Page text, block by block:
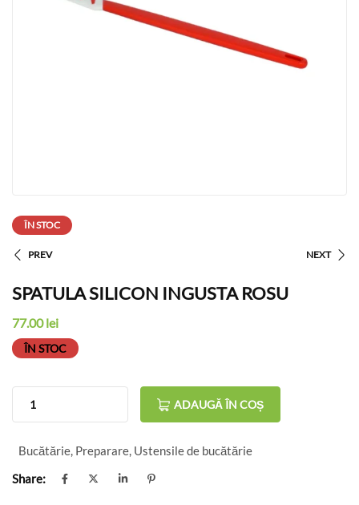
ÎN STOC
PREV NEXT
SPATULA SILICON INGUSTA ROSU
77.00lei
ÎN STOC
ADAUGĂ ÎN COȘ
Bucătărie, Preparare, Ustensile de bucătărie
Share: